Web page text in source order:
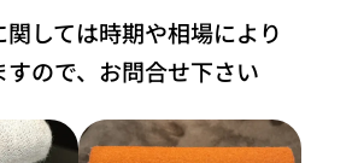
関しては時期や相場により
すので、お問合せ下さい